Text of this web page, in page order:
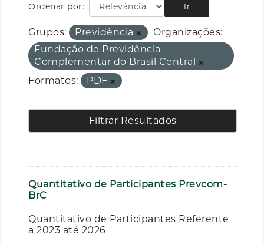
Ordenar por: Ir
Grupos: Previdência
Organizações:
Fundação de Previdência
Complementar do Brasil Central
Formatos:
PDF
Filtrar Resultados
Quantitativo de Participantes Prevcom-
BrC
Quantitativo de Participantes Referente
a 2023 até 2026